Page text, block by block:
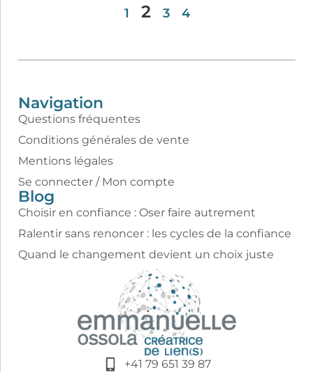
1 2 3 4
Navigation
Questions fréquentes
Conditions générales de vente
Mentions légales
Se connecter / Mon compte
Blog
Choisir en confiance : Oser faire autrement
Ralentir sans renoncer : les cycles de la confiance
Quand le changement devient un choix juste
+41 79 651 39 87